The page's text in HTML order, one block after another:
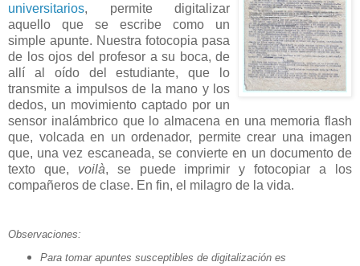
universitarios, permite digitalizar
aquello que se escribe como un
simple apunte. Nuestra fotocopia pasa
de los ojos del profesor a su boca, de
allí al oído del estudiante, que lo
transmite a impulsos de la mano y los
dedos, un movimiento captado por un
sensor inalámbrico que lo almacena en una memoria flash
que, volcada en un ordenador, permite crear una imagen
que, una vez escaneada, se convierte en un documento de
texto que, voilà, se puede imprimir y fotocopiar a los
compañeros de clase. En fin, el milagro de la vida.
Observaciones:
Para tomar apuntes susceptibles de digitalización es